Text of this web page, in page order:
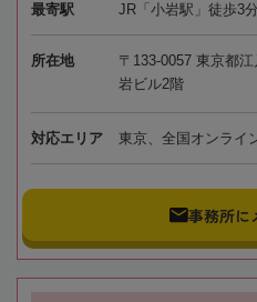
最寄駅 JR「小岩駅」徒歩3分
所在地
〒133-0057 東京都
岩ビル2階
対応エリア 東京、全国オンライ
事務所に